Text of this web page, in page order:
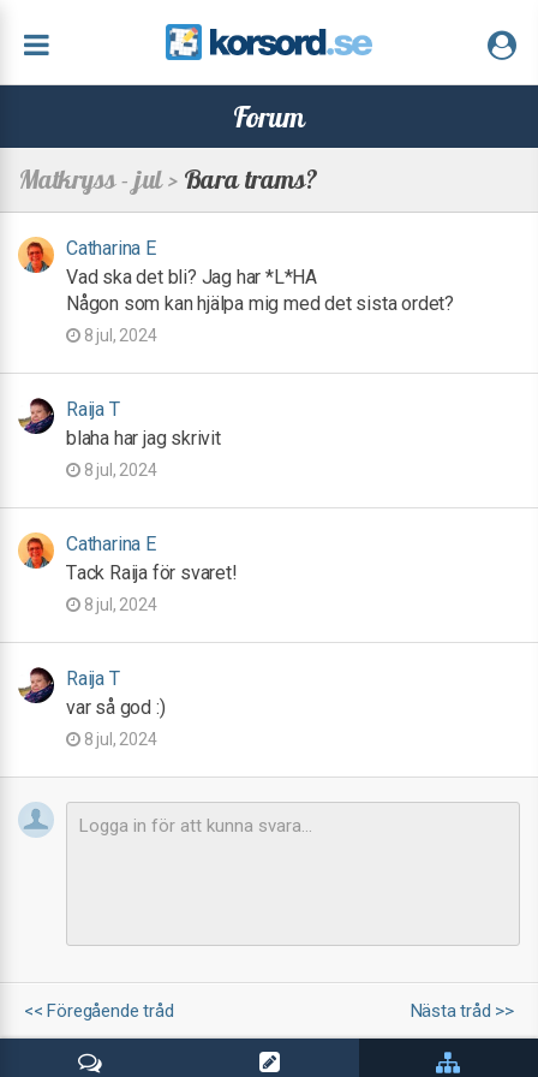
Forum
Matkryss - jul >Bara trams?
Catharina E
Vad ska det bli? Jag har *L*HA
Någon som kan hjälpa mig med det sista ordet?
8 jul, 2024
Raija T
blaha har jag skrivit
8 jul, 2024
Catharina E
Tack Raija för svaret!
8 jul, 2024
Raija T
var så god :)
8 jul, 2024
<< Föregående tråd Nästa tråd >>